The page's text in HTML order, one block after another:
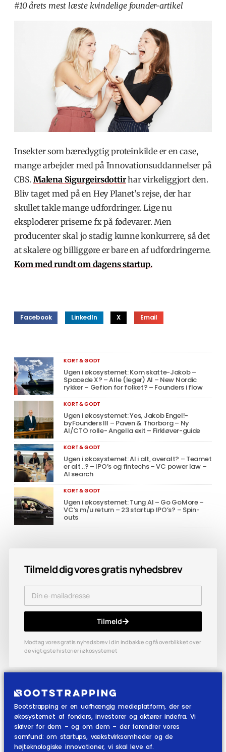
#10 årets mest læste kvindelige founder-artikel
Insekter som bæredygtig proteinkilde er en case,
mange arbejder med på Innovationsuddannelser på
CBS. Malena Sigurgeirsdottirhar virkeliggjort den.
Bliv taget med på en Hey Planet’s rejse, der har
skullet takle mange udfordringer. Lige nu
eksploderer priserne fx på fødevarer. Men
producenter skal jo stadig kunne konkurrere, så det
at skalere og billiggøre er bare en af udfordringerne.
Kom med rundt om dagens startup.
Facebook LinkedIn X Email
KORT & GODT
Ugen i økosystemet: Kom skatte-Jakob –
Spacede X? – Alle (leger) AI – New Nordic
rykker – Gefion for folket? – Founders i flow
KORT & GODT
Ugen i økosystemet: Yes, Jakob Engel!-
byFounders III – Paven & Thorborg – Ny
AI/CTO rolle- Angella exit – Firkløver-guide
KORT & GODT
Ugen i økosystemet: AI i alt, overalt? – Teamet
er alt ..? – IPO’s og fintechs – VC power law –
AI search
KORT & GODT
Ugen i økosystemet: Tung AI – Go GoMore –
VC’s m/u return – 23 startup IPO’s? – Spin-
outs
Tilmeld dig vores gratis nyhedsbrev
Tilmeld
Modtag vores gratis nyhedsbrev i din indbakke og få overblikket over
de vigtigste historier i økosystemet
Bootstrapping er en uafhængig medieplatform, der ser
økosystemet af fonders, investorer og aktører indefra. Vi
skriver for dem – og om dem – der forandrer vores
samfund: om startups, vækstvirksomheder og de
højteknologiske innovationer, vi skal leve af.